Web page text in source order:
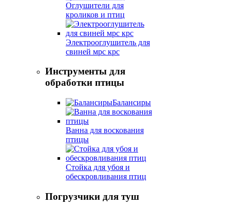
Оглушители для
кроликов и птиц
Электрооглушитель для
свиней мрс крс
Инструменты для
обработки птицы
Балансиры
Ванна для воскования
птицы
Стойка для убоя и
обескровливания птиц
Погрузчики для туш